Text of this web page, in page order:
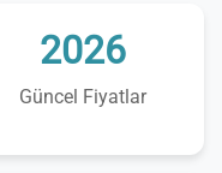
2026
Güncel Fiyatlar